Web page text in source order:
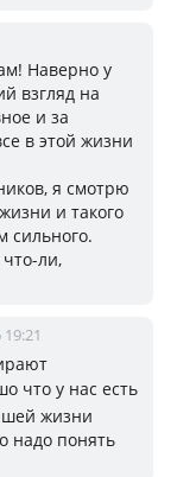
Наверно у
взгляд на
и за
в этой жизни
я смотрю
и такого
сильного.
ли,
что у нас есть
жизни
надо понять